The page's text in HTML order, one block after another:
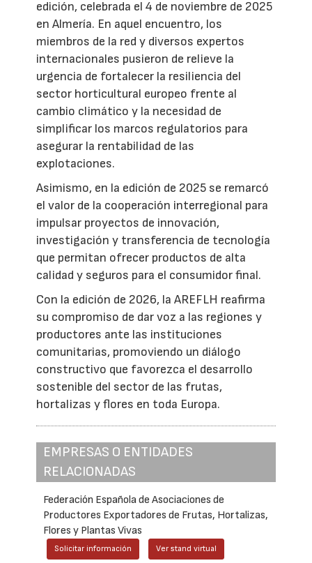
edición, celebrada el 4 de noviembre de 2025
en Almería. En aquel encuentro, los
miembros de la red y diversos expertos
internacionales pusieron de relieve la
urgencia de fortalecer la resiliencia del
sector horticultural europeo frente al
cambio climático y la necesidad de
simplificar los marcos regulatorios para
asegurar la rentabilidad de las
explotaciones.
Asimismo, en la edición de 2025 se remarcó
el valor de la cooperación interregional para
impulsar proyectos de innovación,
investigación y transferencia de tecnología
que permitan ofrecer productos de alta
calidad y seguros para el consumidor final.
Con la edición de 2026, la AREFLH reafirma
su compromiso de dar voz a las regiones y
productores ante las instituciones
comunitarias, promoviendo un diálogo
constructivo que favorezca el desarrollo
sostenible del sector de las frutas,
hortalizas y flores en toda Europa.
EMPRESAS O ENTIDADES
RELACIONADAS
Federación Española de Asociaciones de
Productores Exportadores de Frutas, Hortalizas,
Flores y Plantas Vivas
Solicitar información Ver stand virtual